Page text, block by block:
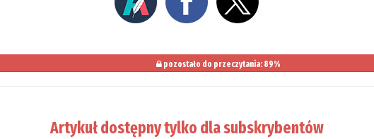
pozostało do przeczytania: 89%
Artykuł dostępny tylko dla subskrybentów